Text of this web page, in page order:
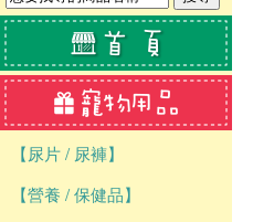
【尿片 / 尿褲】
【營養 / 保健品】